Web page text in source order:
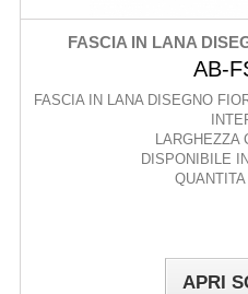
FASCIA IN LANA
AB-
FASCIA IN LANA DISEGNO
LARGHEZZA
DISPONIBILE
APRI